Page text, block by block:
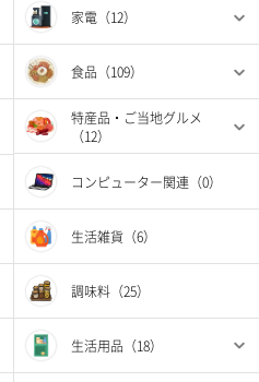
家電（12）
食品（109）
特産品・ご当地グルメ
（12）
コンピューター関連（0）
生活雑貨（6）
調味料（25）
生活用品（18）